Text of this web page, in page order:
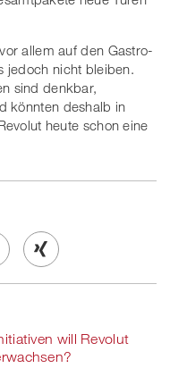
allem auf den Gastro-
jedoch nicht bleiben.
sind denkbar,
könnten deshalb in
heute schon eine
Share
Xing
will Revolut